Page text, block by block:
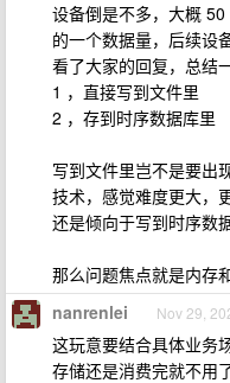
设备倒是不多，大概
的一个数据量，后续设
看了大家的回复，总结
1 ，直接写到文件里
2 ，存到时序数据库里
写到文件里岂不是要出
技术，感觉难度更大，
还是倾向于写到时序数
那么问题焦点就是内存
nanrenlei Nov 29,
这玩意要结合具体业务
存储还是消费完就不用